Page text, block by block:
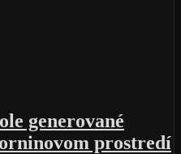
generované
prostredí